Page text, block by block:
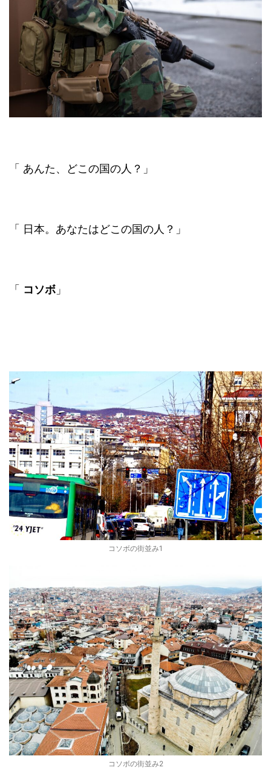
「 あんた、どこの国の人？」
「 日本。あなたはどこの国の人？」
「 コソボ 」
コソボの街並み1
コソボの街並み2